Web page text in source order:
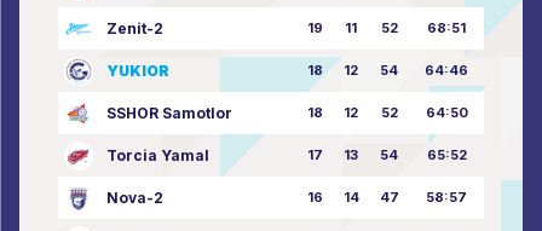
Zenit-2 19 11 52 68:51
YUKIOR 18 12 54 64:46
SSHOR Samotlor 18 12 52 64:50
Torcia Yamal 17 13 54 65:52
Nova-2 16 14 47 58:57